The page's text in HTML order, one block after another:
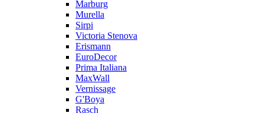
Marburg
Murella
Sirpi
Victoria Stenova
Erismann
EuroDecor
Prima Italiana
MaxWall
Vernissage
G'Boya
Rasch